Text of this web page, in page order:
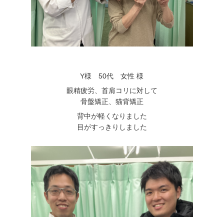
Y様 50代 女性 様
眼精疲労、首肩コリに対して
骨盤矯正、猫背矯正
背中が軽くなりました
目がすっきりしました